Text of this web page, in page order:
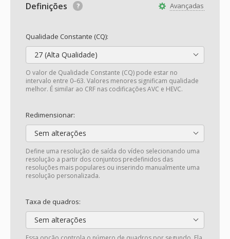
Avançadas
Definições
Qualidade Constante (CQ):
27 (Alta Qualidade)
O valor de Qualidade Constante (CQ) pode estar no
intervalo entre 0–63. Valores menores significam qualidade
melhor. É similar ao CRF nas codificações AVC e HEVC.
Redimensionar:
Sem alterações
Define uma resolução de saída do vídeo selecionando uma
resolução a partir dos conjuntos predefinidos das
resoluções mais populares ou inserindo manualmente uma
resolução personalizada.
Taxa de quadros:
Sem alterações